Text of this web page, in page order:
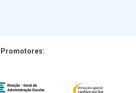
Promotores: